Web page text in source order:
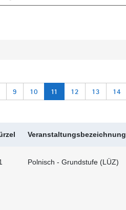
9 10 11 12 13 14
Veranstaltungsbezeichnung
Polnisch - Grundstufe (LÜZ)